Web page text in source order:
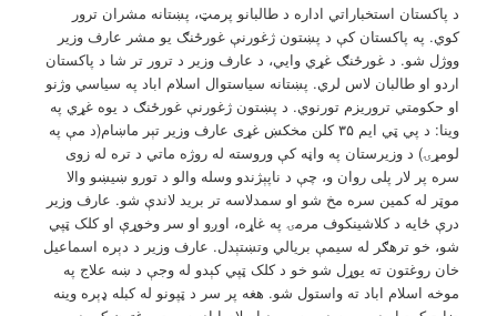
د پاکستان استخباراتي اداره د طالبانو پرمټ، پښتانه مشران ترور
کوي. په پاکستان کې د پښتون ژغورنې غورځنګ يو مشر عارف وزير
ووژل شو. د غورځنګ غړي وايي، د عارف وزير د ترور تر شا د پاکستان
اردو او طالبان لاس لري. پښتانه سياستوال اسلام اباد په سياسي وژنو
او حکومتي تروريزم تورنوي. د پښتون ژغورنې غورځنګ د یوه غړي په
وینا: د پي ټي ایم ۳۵ کلن مخکښ غړی عارف وزير تېر ماښام(د مې په
لومړۍ) د وزيرستان په واڼه کې وروسته له روژه ماتي د تره له زوی
سره پر لار پلی روان و، چې د ناپېژندو وسله والو د تورو ښیښو والا
موټر له کمین سره مخ شو او سمدلاسه تر برید لاندې شو. عارف وزير
درې ځایه د کلاشینکوف مرمۍ په غاړه، اوږو او سر وخوړې او کلک ټپي
شو، خو ترهګر له سیمې بریالي وتښتېدل. عارف وزیر د دېره اسماعیل
خان روغتون ته یوړل شو خو د کلک ټپي کېدو له وجې د ښه علاج په
موخه اسلام اباد ته واستول شو. هغه پر سر د ټپونو له کبله ډېره وینه